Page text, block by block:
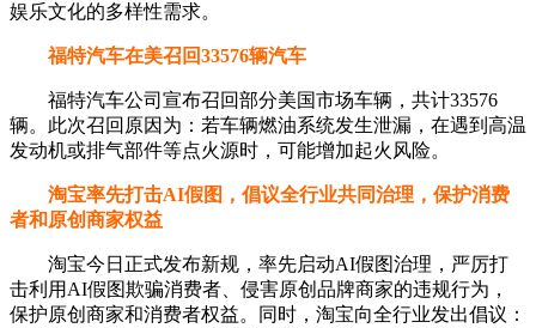
娱乐文化的多样性需求。
福特汽车在美召回33576辆汽车
福特汽车公司宣布召回部分美国市场车辆，共计33576
辆。此次召回原因为：若车辆燃油系统发生泄漏，在遇到高温
发动机或排气部件等点火源时，可能增加起火风险。
淘宝率先打击AI假图，倡议全行业共同治理，保护消费
者和原创商家权益
淘宝今日正式发布新规，率先启动AI假图治理，严厉打
击利用AI假图欺骗消费者、侵害原创品牌商家的违规行为，
保护原创商家和消费者权益。同时，淘宝向全行业发出倡议：